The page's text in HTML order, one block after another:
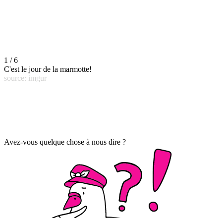
1 / 6
C'est le jour de la marmotte!
source: imgur
Avez-vous quelque chose à nous dire ?